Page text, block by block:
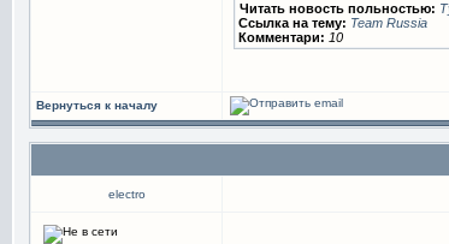
Читать новость польностью:
Ссылка на тему: Team Russia
Комментари: 10
Вернуться к началу
electro